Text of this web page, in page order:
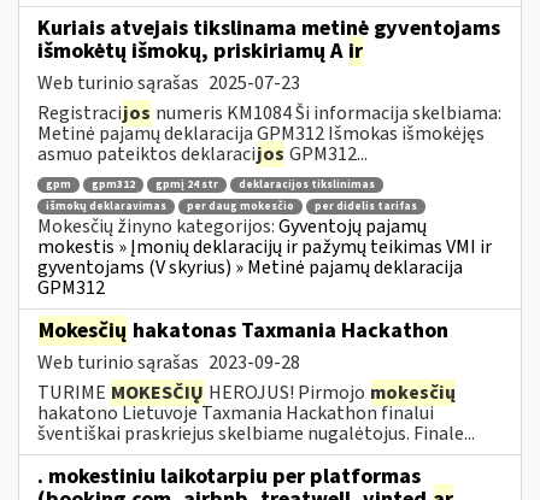
Kuriais atvejais tikslinama metinė gyventojams
išmokėtų išmokų, priskiriamų A ir
Web turinio sąrašas 2025-07-23
Registracijos numeris KM1084 Ši informacija skelbiama:
Metinė pajamų deklaracija GPM312 Išmokas išmokėjęs
asmuo pateiktos deklaracijos GPM312...
gpm gpm312 gpmį 24 str
deklaracijos tikslinimas
išmokų deklaravimas
per daug mokesčio per didelis tarifas
Mokesčių žinyno kategorijos:Gyventojų pajamų
mokestis » Įmonių deklaracijų ir pažymų teikimas VMI ir
gyventojams (V skyrius) » Metinė pajamų deklaracija
GPM312
Mokesčių hakatonas Taxmania Hackathon
Web turinio sąrašas 2023-09-28
TURIME MOKESČIŲ HEROJUS! Pirmojo mokesčių
hakatono Lietuvoje Taxmania Hackathon finalui
šventiškai praskriejus skelbiame nugalėtojus. Finale...
. mokestiniu laikotarpiu per platformas